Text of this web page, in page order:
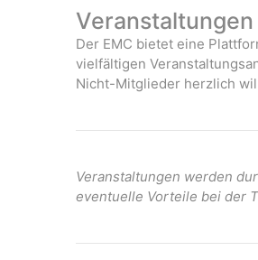
Der EMC bietet eine
vielfältigen
Nicht-Mitglieder herzlich
Veranstaltungen werden
eventuelle Vorteile bei der